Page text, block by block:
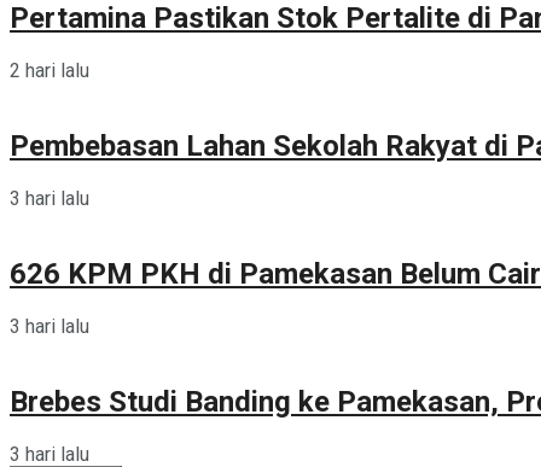
Pertamina Pastikan Stok Pertalite di
2 hari lalu
Pembebasan Lahan Sekolah Rakyat di
3 hari lalu
626 KPM PKH di Pamekasan Belum
3 hari lalu
Brebes Studi Banding ke Pamekasan,
3 hari lalu